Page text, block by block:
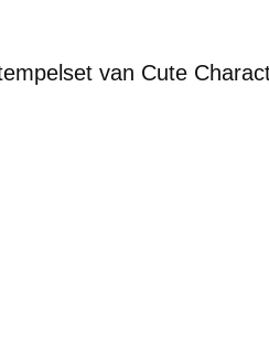
van Cute